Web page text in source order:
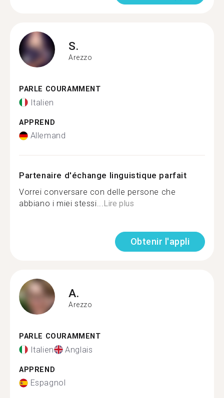
S.
Arezzo
PARLE COURAMMENT
Italien
APPREND
Allemand
Partenaire d'échange linguistique parfait
Vorrei conversare con delle persone che
abbiano i miei stessi...Lire plus
Obtenir l'appli
A.
Arezzo
PARLE COURAMMENT
Italien Anglais
APPREND
Espagnol